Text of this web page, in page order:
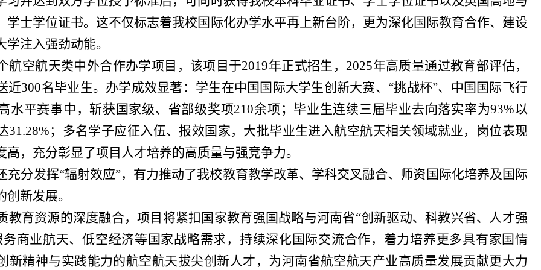
学士学位证书。这不仅标志着我校国际化办学水平再上新台阶，更为深化国际教育合作、建设
注入强劲动能。
航空航天类中外合作办学项目，该项目于2019年正式招生，2025年高质量通过教育部评估，
近300名毕业生。办学成效显著：学生在中国国际大学生创新大赛、“挑战杯”、中国国际飞行
水平赛事中，斩获国家级、省部级奖项210余项；毕业生连续三届毕业去向落实率为93%以
31.28%；多名学子应征入伍、报效国家，大批毕业生进入航空航天相关领域就业，岗位表现
高，充分彰显了项目人才培养的高质量与强竞争力。
充分发挥“辐射效应”，有力推动了我校教育教学改革、学科交叉融合、师资国际化培养及国际
新发展。
教育资源的深度融合，项目将紧扣国家教育强国战略与河南省“创新驱动、科教兴省、人才强
商业航天、低空经济等国家战略需求，持续深化国际交流合作，着力培养更多具有家国情
新精神与实践能力的航空航天拔尖创新人才，为河南省航空航天产业高质量发展贡献更大力